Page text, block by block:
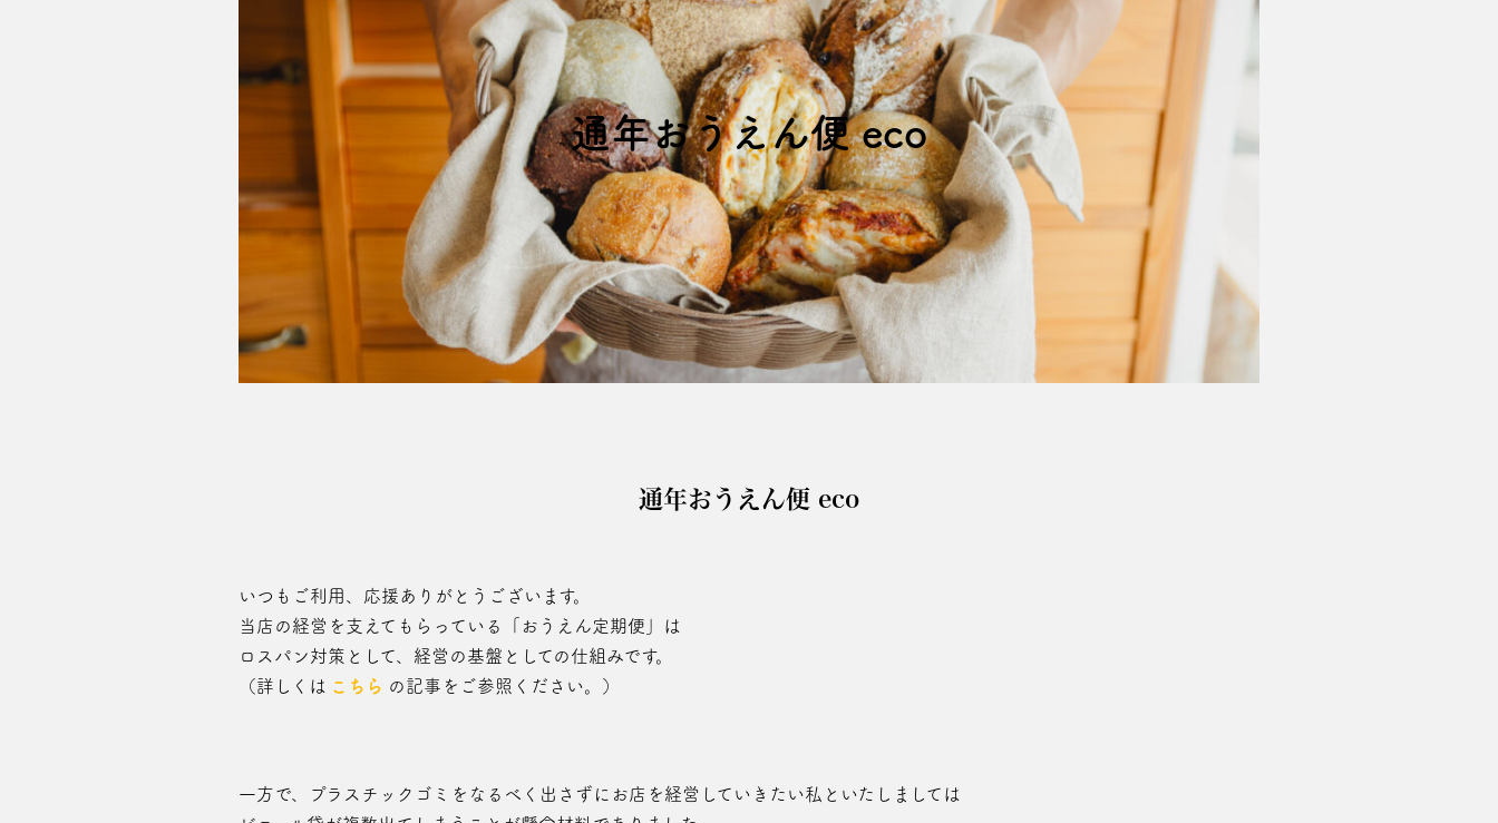
通年おうえん便 eco
通年おうえん便 eco
いつもご利用、応援ありがとうございます。
当店の経営を支えてもらっている「おうえん定期便」は
ロスパン対策として、経営の基盤としての仕組みです。
（詳しくは こちら の記事をご参照ください。）
一方で、プラスチックゴミをなるべく出さずにお店を経営していきたい私といたしましては